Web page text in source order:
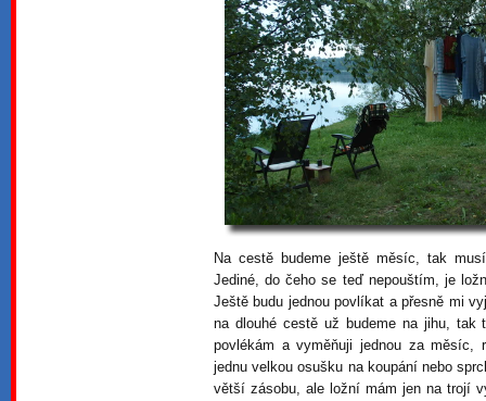
Na cestě budeme ještě měsíc, tak
Jediné, do čeho se teď nepouštím, je
Ještě budu jednou povlíkat a přesně mi
na dlouhé cestě už budeme na jihu,
povlékám a vyměňuji jednou za měsíc,
jednu velkou osušku na koupání nebo
větší zásobu, ale ložní mám jen na trojí